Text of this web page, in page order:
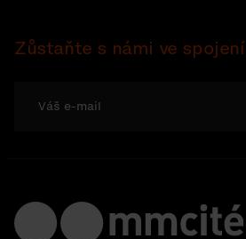
Zůstaňte s námi ve spojení